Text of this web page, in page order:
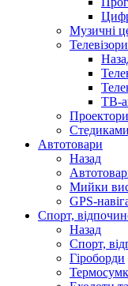
Музичні
ТВ-
Проектори
Стедиками
Автотовари
Назад
Мийки
GPS-
Спорт,
Назад
Спорт,
Гіроборди